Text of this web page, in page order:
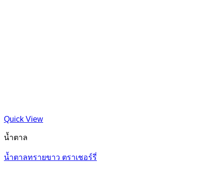
Quick View
น้ำตาล
น้ำตาลทรายขาว ตราเชอร์รี่